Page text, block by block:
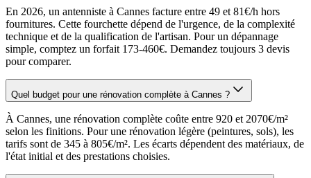
En 2026, un antenniste à Cannes facture entre 49 et 81€/h hors
fournitures. Cette fourchette dépend de l'urgence, de la complexité
technique et de la qualification de l'artisan. Pour un dépannage
simple, comptez un forfait 173-460€. Demandez toujours 3 devis
pour comparer.
Quel budget pour une rénovation complète à Cannes ?
À Cannes, une rénovation complète coûte entre 920 et 2070€/m²
selon les finitions. Pour une rénovation légère (peintures, sols), les
tarifs sont de 345 à 805€/m². Les écarts dépendent des matériaux, de
l'état initial et des prestations choisies.